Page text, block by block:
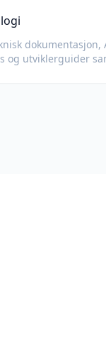
dokumentasjon,
og utviklerguider